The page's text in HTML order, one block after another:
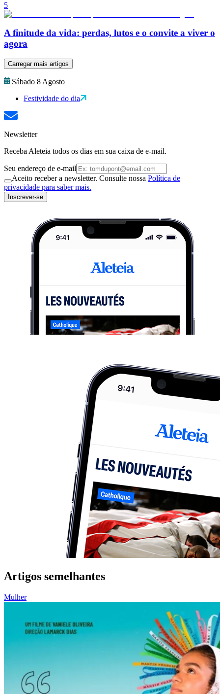
5
A finitude da vida: perdas, lutos e o convite a viver o
agora
Carregar mais artigos
Sábado 8 Agosto
Festividade do dia
Newsletter
Receba Aleteia todos os dias em sua caixa de e-mail.
Seu endereço de e-mail
Aceito receber a newsletter. Consulte nossa Política de
privacidade para saber mais.
Inscrever-se
Artigos semelhantes
Mulher